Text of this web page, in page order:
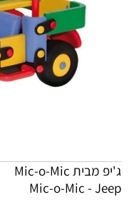
ג'יפ מבית Mic-o-Mic
Mic-o-Mic - Jeep